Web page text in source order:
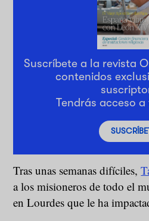
Suscríbete a la revista
contenidos
Tendrás acceso
Tras unas semanas difíciles,
a los misioneros de todo el
en Lourdes que le ha